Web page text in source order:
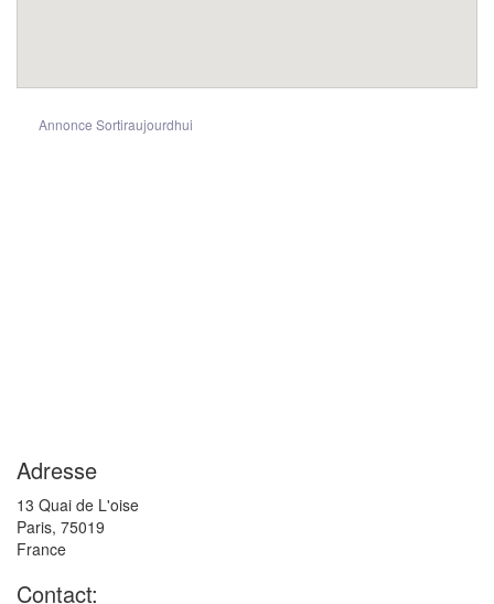
Annonce Sortiraujourdhui
Adresse
13 Quai de L'oise
Paris, 75019
France
Contact: